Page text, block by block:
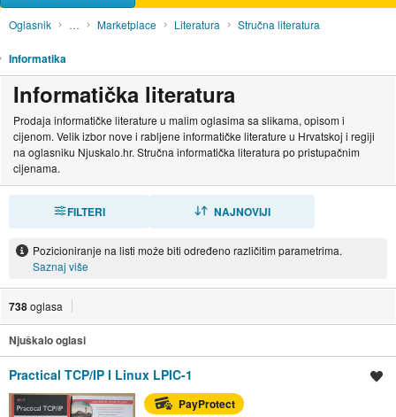
Oglasnik … Marketplace Literatura Stručna literatura
Informatika
Informatička literatura
Prodaja informatičke literature u malim oglasima sa slikama, opisom i
cijenom. Velik izbor nove i rabljene informatičke literature u Hrvatskoj i regiji
na oglasniku Njuskalo.hr. Stručna informatička literatura po pristupačnim
cijenama.
FILTERI NAJNOVIJI
Pozicioniranje na listi može biti određeno različitim parametrima.
Saznaj više
738oglasa
Njuškalo oglasi
Practical TCP/IP I Linux LPIC-1
PayProtect